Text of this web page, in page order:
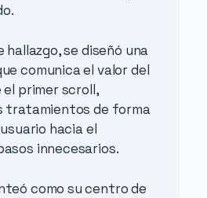
se diseñó una
comunica el valor del
primer scroll,
tratamientos de forma
hacia el
innecesarios.
como su centro de